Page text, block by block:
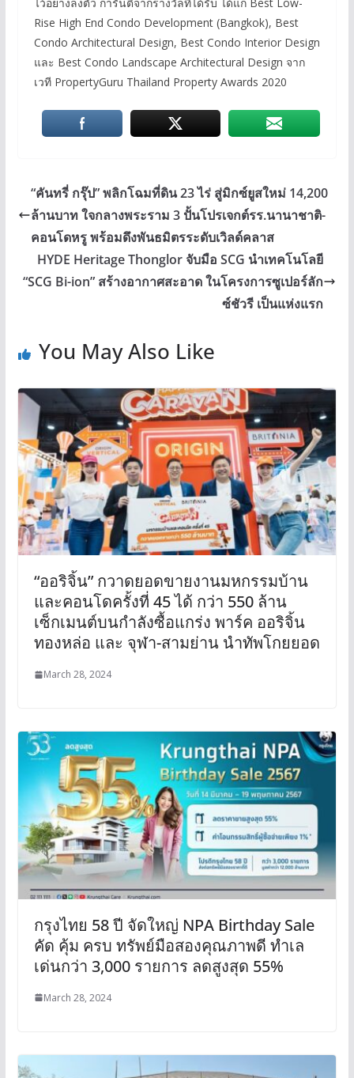
Rise High End Condo Development (Bangkok), Best
Condo Architectural Design, Best Condo Interior Design
และ Best Condo Landscape Architectural Design จาก
เวที PropertyGuru Thailand Property Awards 2020
“คันทรี่ กรุ๊ป” พลิกโฉมที่ดิน 23 ไร่ สู่มิกซ์ยูสใหม่ 14,200
ล้านบาท ใจกลางพระราม 3 ปั้นโปรเจกต์รร.นานาชาติ-
คอนโดหรู พร้อมดึงพันธมิตรระดับเวิลด์คลาส
HYDE Heritage Thonglor จับมือ SCG นำเทคโนโลยี
“SCG Bi-ion” สร้างอากาศสะอาด ในโครงการซูเปอร์ลัก
ซ์ชัวรี เป็นแห่งแรก
You May Also Like
“ออริจิ้น” กวาดยอดขายงานมหกรรมบ้าน
และคอนโดครั้งที่ 45 ได้ กว่า 550 ล้าน
เซ็กเมนต์บนกำลังซื้อแกร่ง พาร์ค ออริจิ้น
ทองหล่อ และ จุฬา-สามย่าน นำทัพโกยยอด
March 28, 2024
กรุงไทย 58 ปี จัดใหญ่ NPA Birthday Sale
คัด คุ้ม ครบ ทรัพย์มือสองคุณภาพดี ทำเล
เด่นกว่า 3,000 รายการ ลดสูงสุด 55%
March 28, 2024